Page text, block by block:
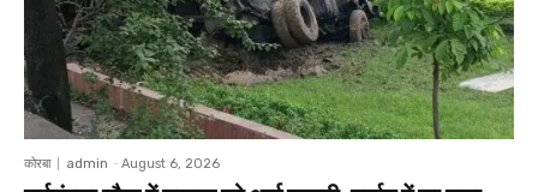
कोरबा admin - August 6, 2026